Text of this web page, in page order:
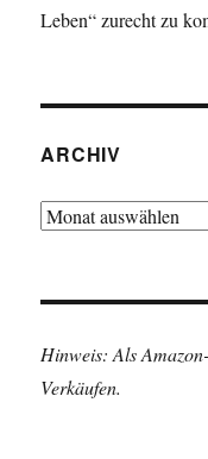
Leben“ zurecht zu
ARCHIV
Archiv
Hinweis: Als
Verkäufen.